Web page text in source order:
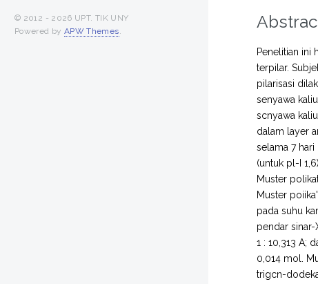
Penelitian ini
terpilar.
pilarisasi
senyawa
scnyawa
dalam layer
selama 7
(untuk pl-I
Muster
Muster
pada suhu
pendar sinar-
1 : 10,313 A;
0,014 mol.
trigcn-
© 2012 - 2026 UPT. TIK UNY
Powered by APW Themes